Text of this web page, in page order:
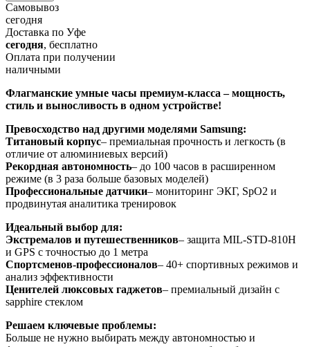
Самовывоз
сегодня
Доставка по Уфе
сегодня, бесплатно
Оплата при получении
наличными
Флагманские умные часы премиум-класса – мощность,
стиль и выносливость в одном устройстве!
Превосходство над другими моделями Samsung:
Титановый корпус– премиальная прочность и легкость (в
отличие от алюминиевых версий)
Рекордная автономность– до 100 часов в расширенном
режиме (в 3 раза больше базовых моделей)
Профессиональные датчики– мониторинг ЭКГ, SpO2 и
продвинутая аналитика тренировок
Идеальный выбор для:
Экстремалов и путешественников– защита MIL-STD-810H
и GPS с точностью до 1 метра
Спортсменов-профессионалов– 40+ спортивных режимов и
анализ эффективности
Ценителей люксовых гаджетов– премиальный дизайн с
sapphire стеклом
Решаем ключевые проблемы:
Больше не нужно выбирать между автономностью и